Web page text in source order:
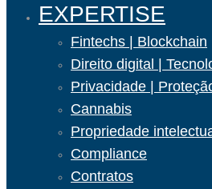
EXPERTISE
Fintechs | Blockchain
Direito digital |
Privacidade |
Cannabis
Propriedade
Compliance
Contratos